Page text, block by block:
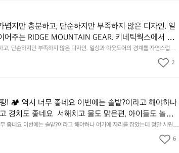
볍지만 충분하고, 단순하지만 부족하지 않은 디자인. 일
주는 RIDGE MOUNTAIN GEAR. 키네틱웍스에서 만
, 단순하지만 부족하지 않은 디자인. 일상과 아웃도어의 경계를 자연스럽게
2
! 🏕 역시 너무 좋네요 이번에는 솔밭?이라고 해야하나
경치도 좋네요  서해치고 물도 맑은편, 아이들도 놀기
1동 1만원 (수금은 7시쯤, 동네에서 관리) .수금하면서
밭에 바로 화장실있음 .5분거리 cu .2분거리 음식점
ㅎㅎㅎ 아이들 엄청 좋아하네요 점심쯤도착해서 철수
네요 이번에는 솔밭?이라고 해야하나 여기에 자리를 잡았는데 정말 시원하
좋고 1박 2일은 넘 짧게 느껴지네요  .1박 1동 1만원 (수금은 7시쯤, 동네에서
.솔밭에 바로 화장실있음 .5분거리 cu .2분거리 음식점  항구에서부터 해변6